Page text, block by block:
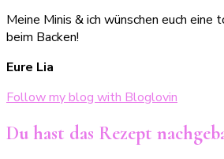
Meine Minis & ich wünschen euch
beim Backen!
Eure Lia
Follow my blog with Bloglovin
Du hast das Rezept